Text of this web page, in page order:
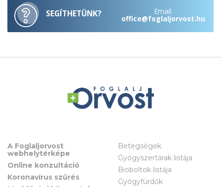
SEGÍTHETÜNK? Email:
office@foglaljorvost.hu
A Foglaljorvost
webhelytérképe
Online konzultáció
Koronavírus szűrés
Betegségek
Gyógyszertárak listája
Bioboltok listája
Gyógyfürdők